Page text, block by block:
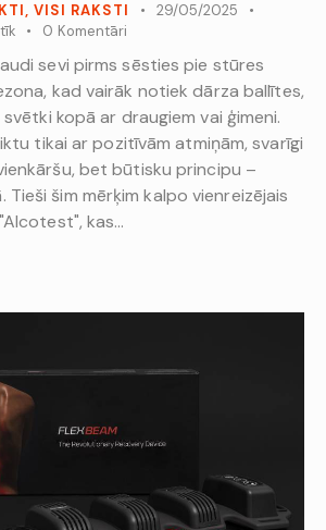
, VISI RAKSTI
29/05/2025
0 Komentāri
sevi pirms sēsties pie stūres
kad vairāk notiek dārza ballītes,
kopā ar draugiem vai ģimeni.
tikai ar pozitīvām atmiņām, svarīgi
bet būtisku principu –
Tieši šim mērķim kalpo vienreizējais
kas…